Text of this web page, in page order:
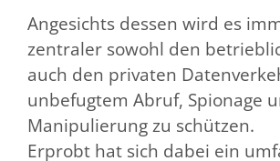
Angesichts dessen wird es
zentraler sowohl den
auch den privaten
unbefugtem Abruf, Spionage
Manipulierung zu schützen.
Erprobt hat sich dabei ein